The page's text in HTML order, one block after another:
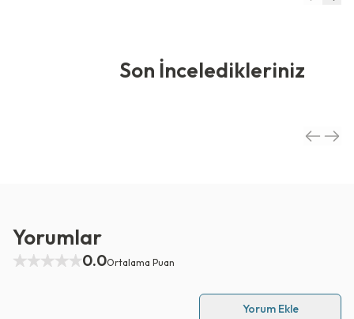
Son İnceledikleriniz
Yorumlar
0.0Ortalama Puan
Yorum Ekle